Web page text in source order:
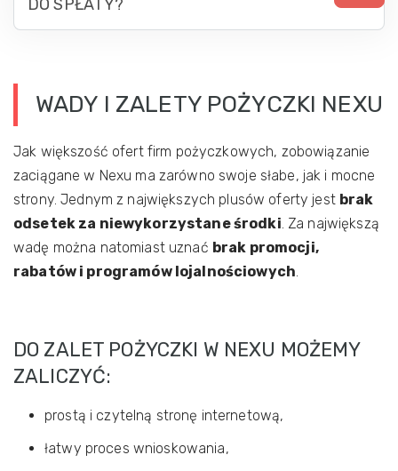
DO SPŁATY?
WADY I ZALETY POŻYCZKI NEXU
Jak większość ofert firm pożyczkowych, zobowiązanie
zaciągane w Nexu ma zarówno swoje słabe, jak i mocne
strony. Jednym z największych plusów oferty jest brak
odsetek za niewykorzystane środki. Za największą
wadę można natomiast uznać brak promocji,
rabatów i programów lojalnościowych.
DO ZALET POŻYCZKI W NEXU MOŻEMY
ZALICZYĆ:
prostą i czytelną stronę internetową,
łatwy proces wnioskowania,